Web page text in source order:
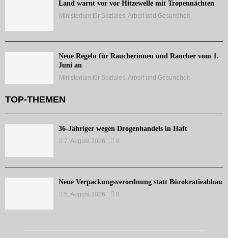
Land warnt vor vor Hitzewelle mit Tropennächten
Ministerium für Soziales, Arbeit und Gesundheit
Neue Regeln für Raucherinnen und Raucher vom 1.
Juni an
Ministerium für Soziales, Arbeit und Gesundheit
TOP-THEMEN
36-Jähriger wegen Drogenhandels in Haft
7. August 2026 0
Neue Verpackungsverordnung statt Bürokratieabbau
5. August 2026 0